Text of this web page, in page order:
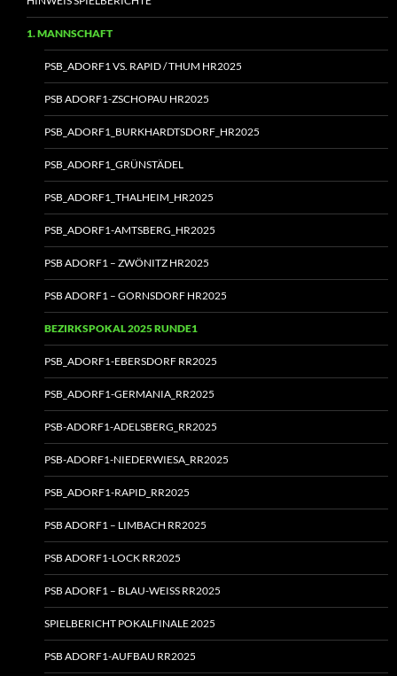
1. MANNSCHAFT
PSB_ADORF1 VS. RAPID / THUM HR2025
PSB ADORF1-ZSCHOPAU HR2025
PSB_ADORF1_BURKHARDTSDORF_HR2025
PSB_ADORF1_GRÜNSTÄDEL
PSB_ADORF1_THALHEIM_HR2025
PSB_ADORF1-AMTSBERG_HR2025
PSB ADORF1 – ZWÖNITZ HR2025
PSB ADORF1 – GORNSDORF HR2025
BEZIRKSPOKAL 2025 RUNDE1
PSB_ADORF1-EBERSDORF RR2025
PSB_ADORF1-GERMANIA_RR2025
PSB-ADORF1-ADELSBERG_RR2025
PSB-ADORF1-NIEDERWIESA_RR2025
PSB_ADORF1-RAPID_RR2025
PSB ADORF1 – LIMBACH RR2025
PSB ADORF1-LOCK RR2025
PSB ADORF1 – BLAU-WEISS RR2025
SPIELBERICHT POKALFINALE 2025
PSB ADORF1-AUFBAU RR2025